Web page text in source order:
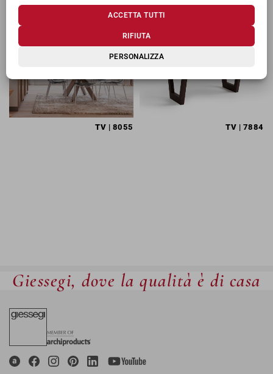
PERSONALIZZA
RIFIUTA
ACCETTA TUTTI
TV | 8055 TV | 7884
Giessegi, dove la qualità è di casa